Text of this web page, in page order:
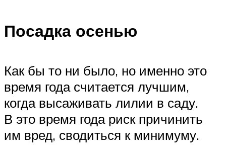
Посадка осенью
Как бы то ни было, но именно это
время года считается лучшим,
когда высаживать лилии в саду.
В это время года риск причинить
им вред, сводиться к минимуму.